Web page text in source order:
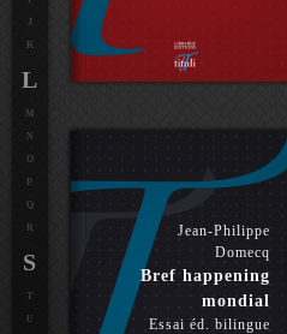
Jean-Philippe
Domecq
Bref happening
mondial
Essai éd. bilingue
J
K
L
M
N
O
P
Q
R
S
T
U